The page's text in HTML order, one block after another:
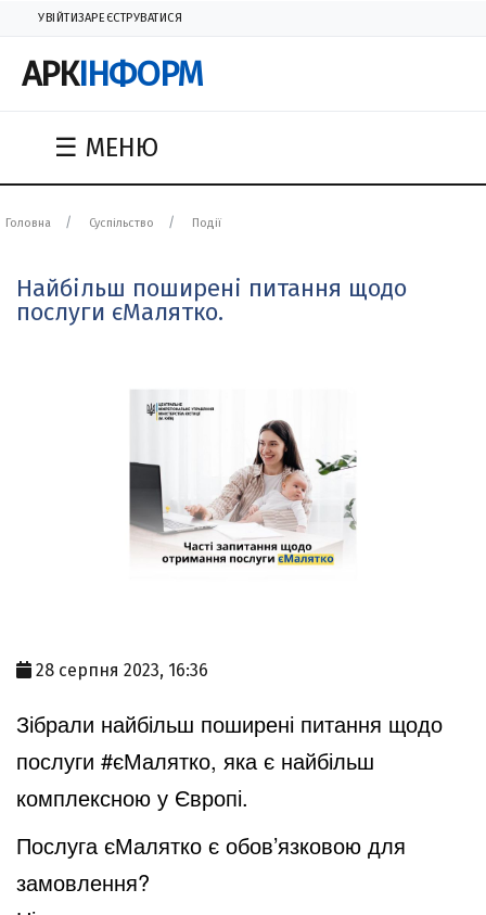
УВІЙТИЗАРЕЄСТРУВАТИСЯ
АРКІНФОРМ
☰ МЕНЮ
Головна Суспільство Події
Найбільш поширені питання щодо
послуги єМалятко.
28 серпня 2023, 16:36
Зібрали найбільш поширені питання щодо
послуги #єМалятко, яка є найбільш
комплексною у Європі.
Послуга єМалятко є обов’язковою для
замовлення?